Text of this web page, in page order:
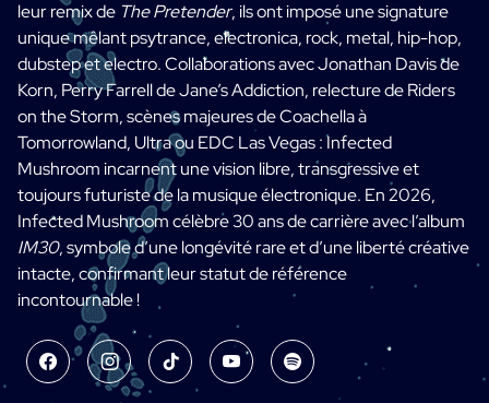
leur remix de The Pretender, ils ont imposé une signature
unique mêlant psytrance, electronica, rock, metal, hip-hop,
dubstep et electro. Collaborations avec Jonathan Davis de
Korn, Perry Farrell de Jane’s Addiction, relecture de Riders
on the Storm, scènes majeures de Coachella à
Tomorrowland, Ultra ou EDC Las Vegas : Infected
Mushroom incarnent une vision libre, transgressive et
toujours futuriste de la musique électronique. En 2026,
Infected Mushroom célèbre 30 ans de carrière avec l’album
IM30, symbole d’une longévité rare et d’une liberté créative
intacte, confirmant leur statut de référence
incontournable !